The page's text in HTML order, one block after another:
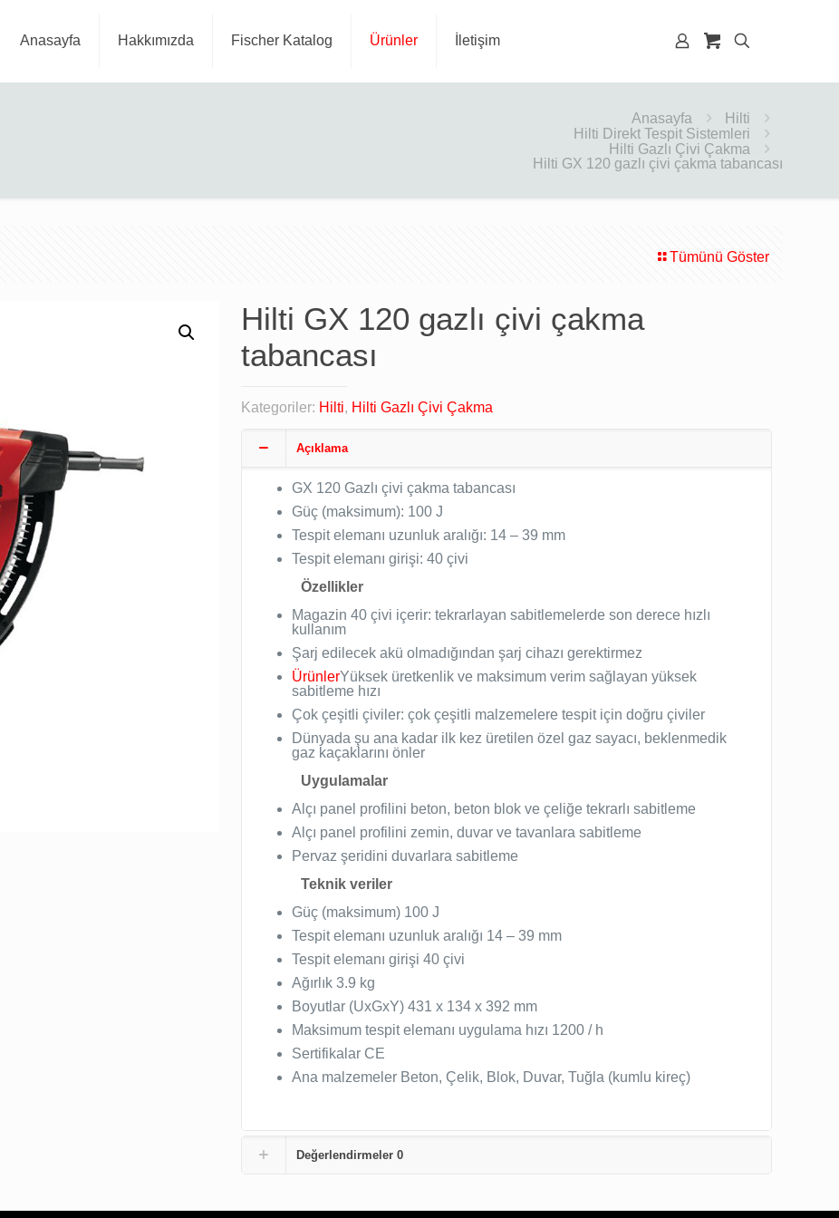
Anasayfa Hakkımızda Fischer Katalog Ürünler İletişim
Anasayfa
Hilti
Hilti Direkt Tespit Sistemleri
Hilti Gazlı Çivi Çakma
Hilti GX 120 gazlı çivi çakma tabancası
Tümünü Göster
Hilti GX 120 gazlı çivi çakma
tabancası
Kategoriler: Hilti, Hilti Gazlı Çivi Çakma
Açıklama
GX 120 Gazlı çivi çakma tabancası
Güç (maksimum): 100 J
Tespit elemanı uzunluk aralığı: 14 – 39 mm
Tespit elemanı girişi: 40 çivi
Özellikler
Magazin 40 çivi içerir: tekrarlayan sabitlemelerde son derece hızlı
kullanım
Şarj edilecek akü olmadığından şarj cihazı gerektirmez
ÜrünlerYüksek üretkenlik ve maksimum verim sağlayan yüksek
sabitleme hızı
Çok çeşitli çiviler: çok çeşitli malzemelere tespit için doğru çiviler
Dünyada şu ana kadar ilk kez üretilen özel gaz sayacı, beklenmedik
gaz kaçaklarını önler
Uygulamalar
Alçı panel profilini beton, beton blok ve çeliğe tekrarlı sabitleme
Alçı panel profilini zemin, duvar ve tavanlara sabitleme
Pervaz şeridini duvarlara sabitleme
Teknik veriler
Güç (maksimum) 100 J
Tespit elemanı uzunluk aralığı 14 – 39 mm
Tespit elemanı girişi 40 çivi
Ağırlık 3.9 kg
Boyutlar (UxGxY) 431 x 134 x 392 mm
Maksimum tespit elemanı uygulama hızı 1200 / h
Sertifikalar CE
Ana malzemeler Beton, Çelik, Blok, Duvar, Tuğla (kumlu kireç)
Değerlendirmeler 0